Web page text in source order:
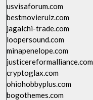
usvisaforum.com
bestmovierulz.com
jagalchi-trade.com
loopersound.com
minapenelope.com
justicereformalliance.com
cryptoglax.com
ohiohobbyplus.com
bogothemes.com